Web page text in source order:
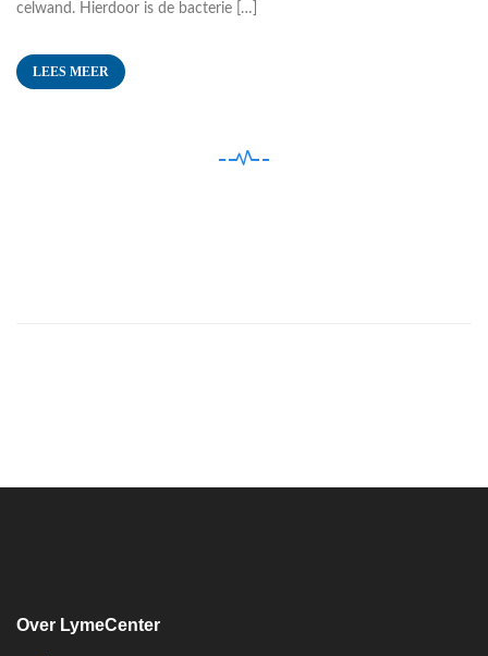
celwand. Hierdoor is de bacterie […]
LEES MEER
Over LymeCenter